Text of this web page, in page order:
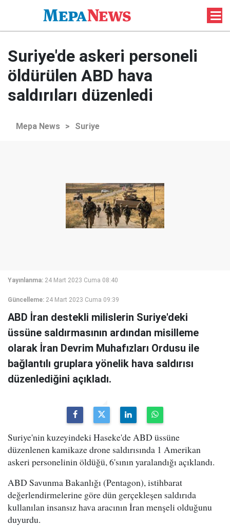
Suriye'de askeri personeli
öldürülen ABD hava
saldırıları düzenledi
Mepa News > Suriye
Yayınlanma: 24 Mart 2023 Cuma 08:40
Güncelleme: 24 Mart 2023 Cuma 09:39
ABD İran destekli milislerin Suriye'deki
üssüne saldırmasının ardından misilleme
olarak İran Devrim Muhafızları Ordusu ile
bağlantılı gruplara yönelik hava saldırısı
düzenlediğini açıkladı.
Suriye'nin kuzeyindeki Haseke'de ABD üssüne
düzenlenen kamikaze drone saldırısında 1 Amerikan
askeri personelinin öldüğü, 6'sının yaralandığı açıklandı.
ABD Savunma Bakanlığı (Pentagon), istihbarat
değerlendirmelerine göre dün gerçekleşen saldırıda
kullanılan insansız hava aracının İran menşeli olduğunu
duyurdu.